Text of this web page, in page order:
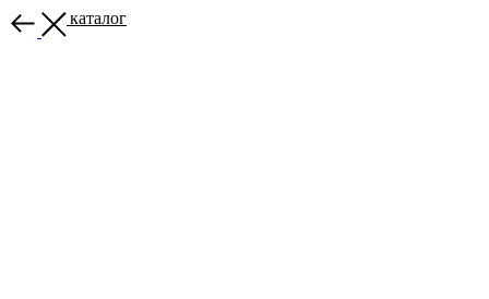
Назад в каталог